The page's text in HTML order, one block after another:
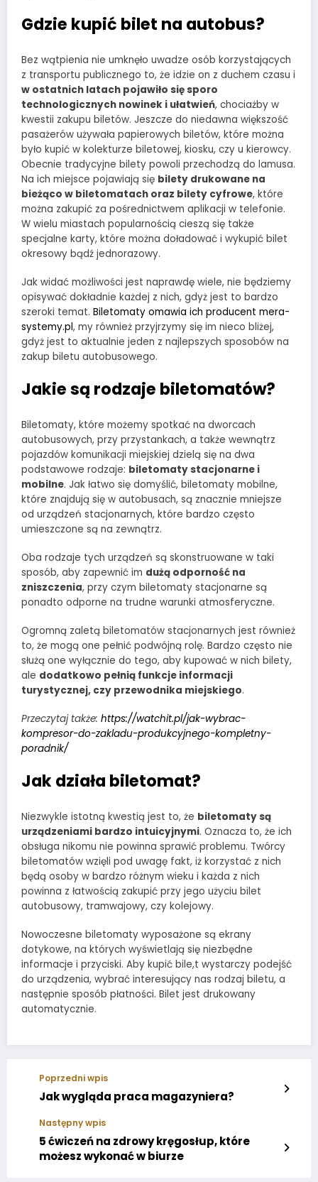
Gdzie kupić bilet na autobus?
Bez wątpienia nie umknęło uwadze osób korzystających
z transportu publicznego to, że idzie on z duchem czasu i
w ostatnich latach pojawiło się sporo
technologicznych nowinek i ułatwień, chociażby w
kwestii zakupu biletów. Jeszcze do niedawna większość
pasażerów używała papierowych biletów, które można
było kupić w kolekturze biletowej, kiosku, czy u kierowcy.
Obecnie tradycyjne bilety powoli przechodzą do lamusa.
Na ich miejsce pojawiają się bilety drukowane na
bieżąco w biletomatach oraz bilety cyfrowe, które
można zakupić za pośrednictwem aplikacji w telefonie.
W wielu miastach popularnością cieszą się także
specjalne karty, które można doładować i wykupić bilet
okresowy bądź jednorazowy.
Jak widać możliwości jest naprawdę wiele, nie będziemy
opisywać dokładnie każdej z nich, gdyż jest to bardzo
szeroki temat. Biletomaty omawia ich producent mera-
systemy.pl, my również przyjrzymy się im nieco bliżej,
gdyż jest to aktualnie jeden z najlepszych sposobów na
zakup biletu autobusowego.
Jakie są rodzaje biletomatów?
Biletomaty, które możemy spotkać na dworcach
autobusowych, przy przystankach, a także wewnątrz
pojazdów komunikacji miejskiej dzielą się na dwa
podstawowe rodzaje: biletomaty stacjonarne i
mobilne. Jak łatwo się domyślić, biletomaty mobilne,
które znajdują się w autobusach, są znacznie mniejsze
od urządzeń stacjonarnych, które bardzo często
umieszczone są na zewnątrz.
Oba rodzaje tych urządzeń są skonstruowane w taki
sposób, aby zapewnić im dużą odporność na
zniszczenia, przy czym biletomaty stacjonarne są
ponadto odporne na trudne warunki atmosferyczne.
Ogromną zaletą biletomatów stacjonarnych jest również
to, że mogą one pełnić podwójną rolę. Bardzo często nie
służą one wyłącznie do tego, aby kupować w nich bilety,
ale dodatkowo pełnią funkcje informacji
turystycznej, czy przewodnika miejskiego.
Przeczytaj także: https://watchit.pl/jak-wybrac-
kompresor-do-zakladu-produkcyjnego-kompletny-
poradnik/
Jak działa biletomat?
Niezwykle istotną kwestią jest to, że biletomaty są
urządzeniami bardzo intuicyjnymi. Oznacza to, że ich
obsługa nikomu nie powinna sprawić problemu. Twórcy
biletomatów wzięli pod uwagę fakt, iż korzystać z nich
będą osoby w bardzo różnym wieku i każda z nich
powinna z łatwością zakupić przy jego użyciu bilet
autobusowy, tramwajowy, czy kolejowy.
Nowoczesne biletomaty wyposażone są ekrany
dotykowe, na których wyświetlają się niezbędne
informacje i przyciski. Aby kupić bile,t wystarczy podejść
do urządzenia, wybrać interesujący nas rodzaj biletu, a
następnie sposób płatności. Bilet jest drukowany
automatycznie.
Poprzedni wpis
Jak wygląda praca magazyniera?
Następny wpis
5 ćwiczeń na zdrowy kręgosłup, które
możesz wykonać w biurze